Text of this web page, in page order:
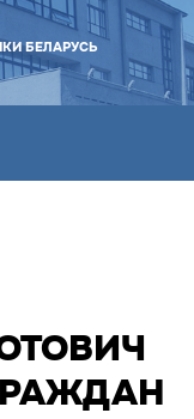
БЕЛАРУСЬ